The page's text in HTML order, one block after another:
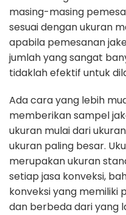
masing-masing
sesuai dengan ukuran
apabila pemesanan
jumlah yang sangat
tidaklah efektif untuk
Ada cara yang lebih
memberikan sampel
ukuran mulai dari
ukuran paling besar.
merupakan ukuran
setiap jasa konveksi,
konveksi yang memiliki
dan berbeda dari yang